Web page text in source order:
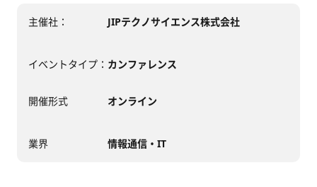
主催社： JIPテクノサイエンス株式会社
イベントタイプ： カンファレンス
開催形式 オンライン
業界 情報通信・IT